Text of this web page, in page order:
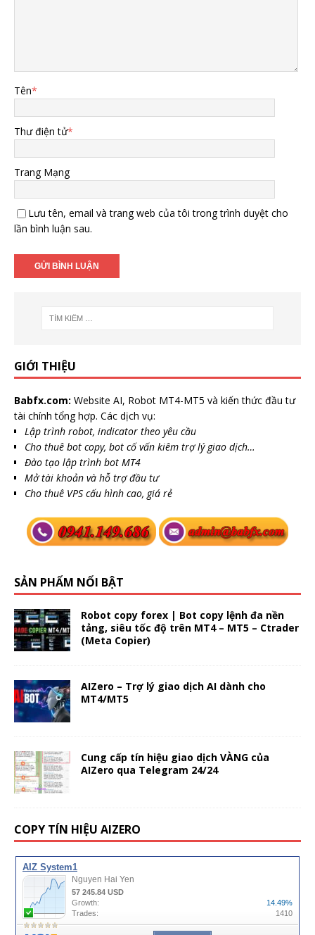
Tên*
Thư điện tử*
Trang Mạng
Lưu tên, email và trang web của tôi trong trình duyệt cho
lần bình luận sau.
GIỚI THIỆU
Babfx.com: Website AI, Robot MT4-MT5 và kiến thức đầu tư
tài chính tổng hợp. Các dịch vụ:
Lập trình robot, indicator theo yêu cầu
Cho thuê bot copy, bot cố vấn kiêm trợ lý giao dịch…
Đào tạo lập trình bot MT4
Mở tài khoản và hỗ trợ đầu tư
Cho thuê VPS cấu hình cao, giá rẻ
SẢN PHẨM NỔI BẬT
Robot copy forex | Bot copy lệnh đa nền
tảng, siêu tốc độ trên MT4 – MT5 – Ctrader
(Meta Copier)
AIZero – Trợ lý giao dịch AI dành cho
MT4/MT5
Cung cấp tín hiệu giao dịch VÀNG của
AIZero qua Telegram 24/24
COPY TÍN HIỆU AIZERO